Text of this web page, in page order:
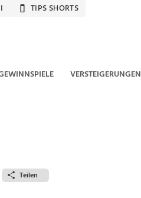
TIPS SHORTS
VERSTEIGERUNGEN
Teilen